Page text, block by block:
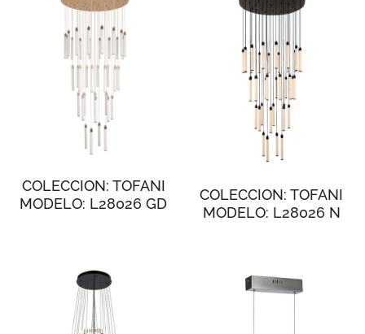
COLECCION: TOFANI
MODELO: L28026 GD
COLECCION: TOFANI
MODELO: L28026 N